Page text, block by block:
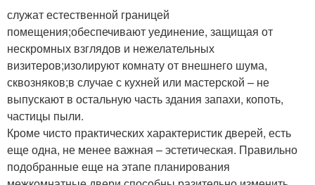
служат естественной границей
помещения;обеспечивают уединение, защищая от
нескромных взглядов и нежелательных
визитеров;изолируют комнату от внешнего шума,
сквозняков;в случае с кухней или мастерской – не
выпускают в остальную часть здания запахи, копоть,
частицы пыли.
Кроме чисто практических характеристик дверей, есть
еще одна, не менее важная – эстетическая. Правильно
подобранные еще на этапе планирования